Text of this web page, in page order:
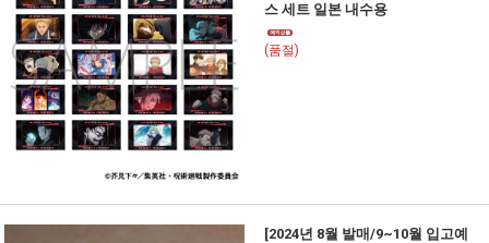
스 세트 일본 내수용
(품절)
[2024년 8월 발매/9~10월 입고예